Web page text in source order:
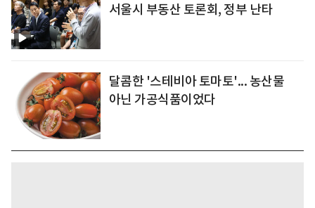
서울시 부동산 토론회, 정부 난타
달콤한 '스테비아 토마토'... 농산물
아닌 가공식품이었다